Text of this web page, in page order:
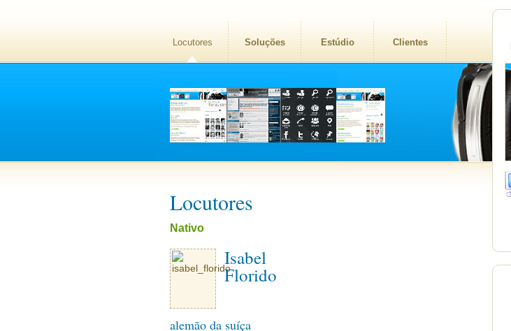
Locutores Soluções Estúdio Clientes
Locutores
Nativo
Isabel
Florido
alemão da suíça